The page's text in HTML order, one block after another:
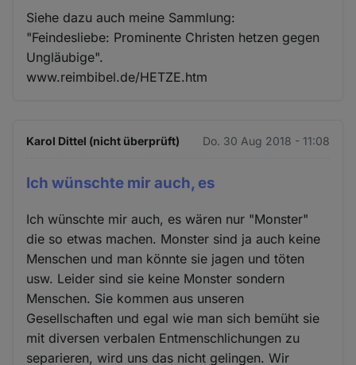
Siehe dazu auch meine Sammlung:
"Feindesliebe: Prominente Christen hetzen gegen
Ungläubige".
www.reimbibel.de/HETZE.htm
Karol Dittel (nicht überprüft) Do. 30 Aug 2018 - 11:08
Ich wünschte mir auch, es
Ich wünschte mir auch, es wären nur "Monster"
die so etwas machen. Monster sind ja auch keine
Menschen und man könnte sie jagen und töten
usw. Leider sind sie keine Monster sondern
Menschen. Sie kommen aus unseren
Gesellschaften und egal wie man sich bemüht sie
mit diversen verbalen Entmenschlichungen zu
separieren, wird uns das nicht gelingen. Wir